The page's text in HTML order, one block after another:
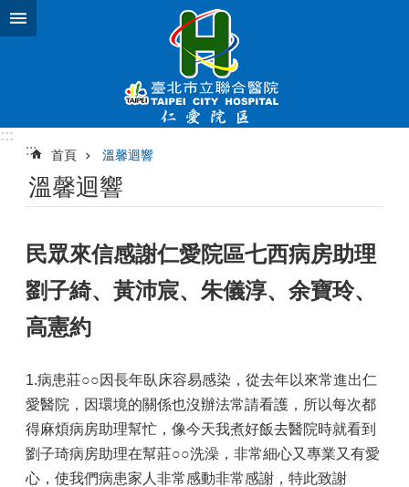
跳到主要內容區塊
:::
:::
首頁 溫馨迴響
溫馨迴響
民眾來信感謝仁愛院區七西病房助理
劉子綺、黃沛宸、朱儀淳、余寶玲、
高憲約
1.病患莊○○因長年臥床容易感染，從去年以來常進出仁
愛醫院，因環境的關係也沒辦法常請看護，所以每次都
得麻煩病房助理幫忙，像今天我煮好飯去醫院時就看到
劉子琦病房助理在幫莊○○洗澡，非常細心又專業又有愛
心，使我們病患家人非常感動非常感謝，特此致謝